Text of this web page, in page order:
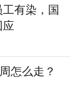
有染，国
应
怎么走？